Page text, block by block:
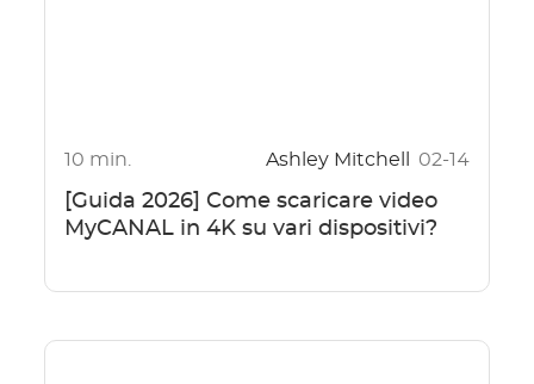
10 min. Ashley Mitchell 02-14
[Guida 2026] Come scaricare video
MyCANAL in 4K su vari dispositivi?